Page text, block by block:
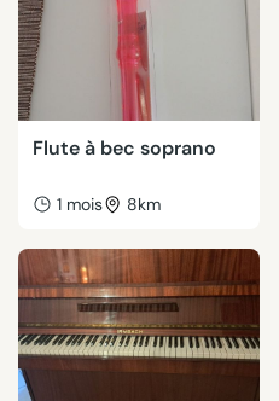
Flute à bec soprano
1 mois 8km